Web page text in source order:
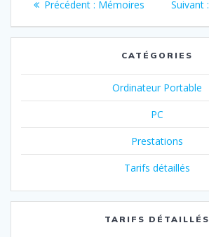
de
Précédent : Article
Mémoires Suivant :
CATÉGORIES
Ordinateur Portable
PC
Prestations
Tarifs détaillés
TARIFS DÉTAILLÉS